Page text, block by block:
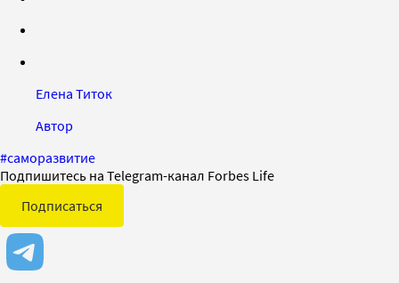
Елена Титок
Автор
#саморазвитие
Подпишитесь на Telegram-канал Forbes Life
Подписаться